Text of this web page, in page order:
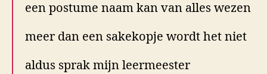
een postume naam kan van alles wezen
meer dan een sakekopje wordt het niet
aldus sprak mijn leermeester